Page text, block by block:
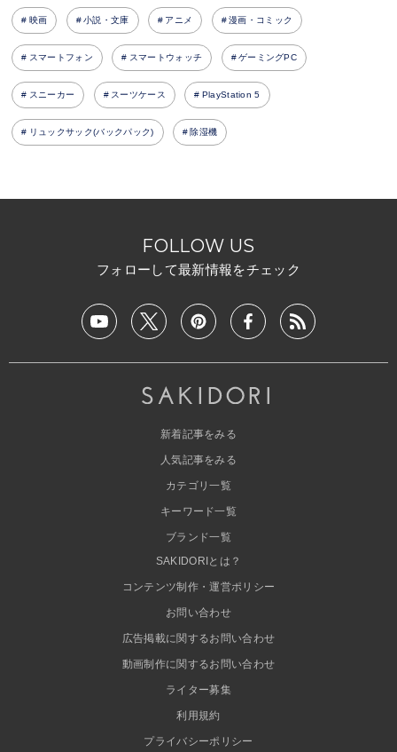
映画 小説・文庫 アニメ 漫画・コミック
スマートフォン スマートウォッチ ゲーミングPC
スニーカー スーツケース PlayStation 5
リュックサック(バックパック) 除湿機
FOLLOW US
フォローして最新情報をチェック
新着記事をみる
人気記事をみる
カテゴリ一覧
キーワード一覧
ブランド一覧
SAKIDORIとは？
コンテンツ制作・運営ポリシー
お問い合わせ
広告掲載に関するお問い合わせ
動画制作に関するお問い合わせ
ライター募集
利用規約
プライバシーポリシー